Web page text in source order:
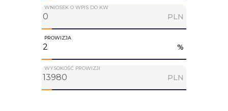
WNIOSEK O WPIS DO KW
PLN
PROWIZJA
%
WYSOKOŚĆ PROWIZJI
PLN